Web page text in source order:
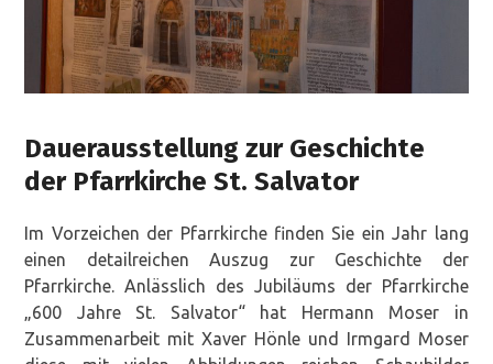
Dauerausstellung zur Geschichte
der Pfarrkirche St. Salvator
Im Vorzeichen der Pfarrkirche finden Sie ein Jahr lang
einen detailreichen Auszug zur Geschichte der
Pfarrkirche. Anlässlich des Jubiläums der Pfarrkirche
„600 Jahre St. Salvator“ hat Hermann Moser in
Zusammenarbeit mit Xaver Hönle und Irmgard Moser